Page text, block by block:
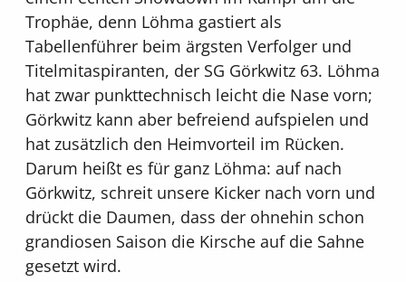
Trophäe, denn Löhma gastiert als
Tabellenführer beim ärgsten Verfolger und
Titelmitaspiranten, der SG Görkwitz 63. Löhma
hat zwar punkttechnisch leicht die Nase vorn;
Görkwitz kann aber befreiend aufspielen und
hat zusätzlich den Heimvorteil im Rücken.
Darum heißt es für ganz Löhma: auf nach
Görkwitz, schreit unsere Kicker nach vorn und
drückt die Daumen, dass der ohnehin schon
grandiosen Saison die Kirsche auf die Sahne
gesetzt wird.